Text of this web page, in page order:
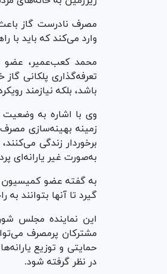
مصرف نادرست گاز
وارد می‌کند که باید با
محمد کعب‌عمیر،
تعرفه‌گذاری پلکانی
باشد، بلکه نیازمند
وی با اشاره به
زمینه بهینه‌سازی
برخوردار زندگی
به‌صورت غیر یارانه‌ای
به گفته عضو کمیسیون
گیرد تا آنها بتوانند
این نماینده مجلس
مشترکان پرمصرف
حمایتی و توزیع
در نظر گرفته شود.